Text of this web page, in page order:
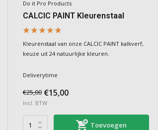
Do it Pro Products
CALCIC PAINT Kleurenstaal
Kleurenstaal van onze CALCIC PAINT kalkverf,
keuze uit 24 natuurlijke kleuren.
Deliverytime
€25,00 €15,00
Incl. BTW
Toevoegen